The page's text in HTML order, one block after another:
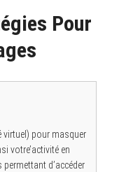
Pour
virtuel) pour masquer
votre’activité en
d’accéder